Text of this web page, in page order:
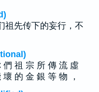
祖先传下的妄行，不
祖 宗 所 傳 流 虛
的 金 銀 等 物 ，